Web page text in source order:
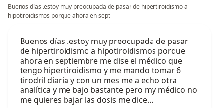
Buenos días .estoy muy preocupada de pasar de hipertiroidismo a
hipotiroidismos porque ahora en sept
Buenos días .estoy muy preocupada de pasar
de hipertiroidismo a hipotiroidismos porque
ahora en septiembre me dise el médico que
tengo hipertiroidismo y me mando tomar 6
tirodril diaria y con un mes me a echo otra
analítica y me bajo bastante pero my médico no
me quieres bajar las dosis me dice…